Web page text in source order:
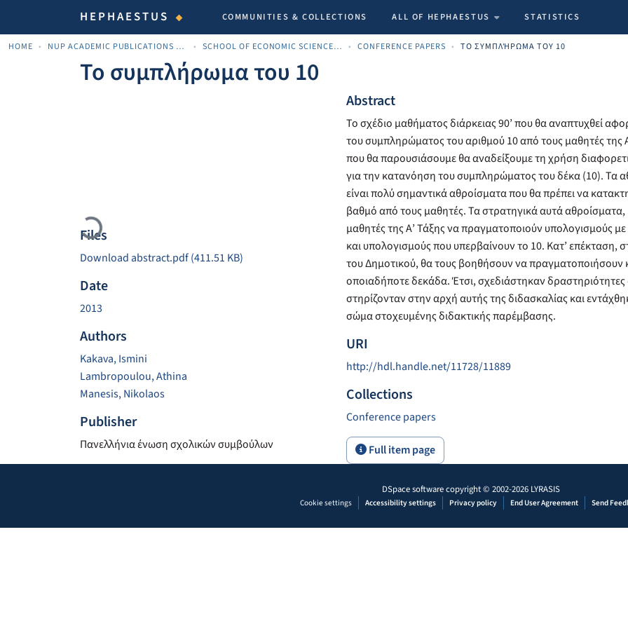
HEPHAESTUS COMMUNITIES & COLLECTIONS ALL OF HEPHAESTUS STATISTICS
HOME NUP ACADEMIC PUBLICATIONS - ΑΚΑΔΗΜΑΪΚΈΣ ΔΗΜΟΣΙΕΎΣΕΙΣ ΠΝΠ SCHOOL OF ECONOMIC SCIENCES AND BUSINESS CONFERENCE PAPERS ΤΟ ΣΥΜΠΛΉΡΩΜΑ ΤΟΥ 10
Το συμπλήρωμα του 10
Loading...
Files
Download abstract.pdf(411.51 KB)
Date
2013
Authors
Kakava, Ismini
Lambropoulou, Athina
Manesis, Nikolaos
Publisher
Πανελλήνια ένωση σχολικών συμβούλων
Abstract
Το σχέδιο μαθήματος διάρκειας 90’ που θα αναπτυχθεί
του συμπληρώματος του αριθμού 10 από τους μαθητές της
που θα παρουσιάσουμε θα αναδείξουμε τη χρήση
για την κατανόηση του συμπληρώματος του δέκα (10). Τα
είναι πολύ σημαντικά αθροίσματα που θα πρέπει να
βαθμό από τους μαθητές. Τα στρατηγικά αυτά
μαθητές της Α’ Τάξης να πραγματοποιούν υπολογισμούς
και υπολογισμούς που υπερβαίνουν το 10. Κατ’ επέκταση,
του Δημοτικού, θα τους βοηθήσουν να πραγματοποιήσουν
οποιαδήποτε δεκάδα. Έτσι, σχεδιάστηκαν δραστηριότητες
στηρίζονταν στην αρχή αυτής της διδασκαλίας και
σώμα στοχευμένης διδακτικής παρέμβασης.
URI
http://hdl.handle.net/11728/11889
Collections
Conference papers
Full item page
DSpace softwarecopyright © 2002-2026 LYRASIS
Cookie settings Accessibility settings Privacy policy End User Agreement Send